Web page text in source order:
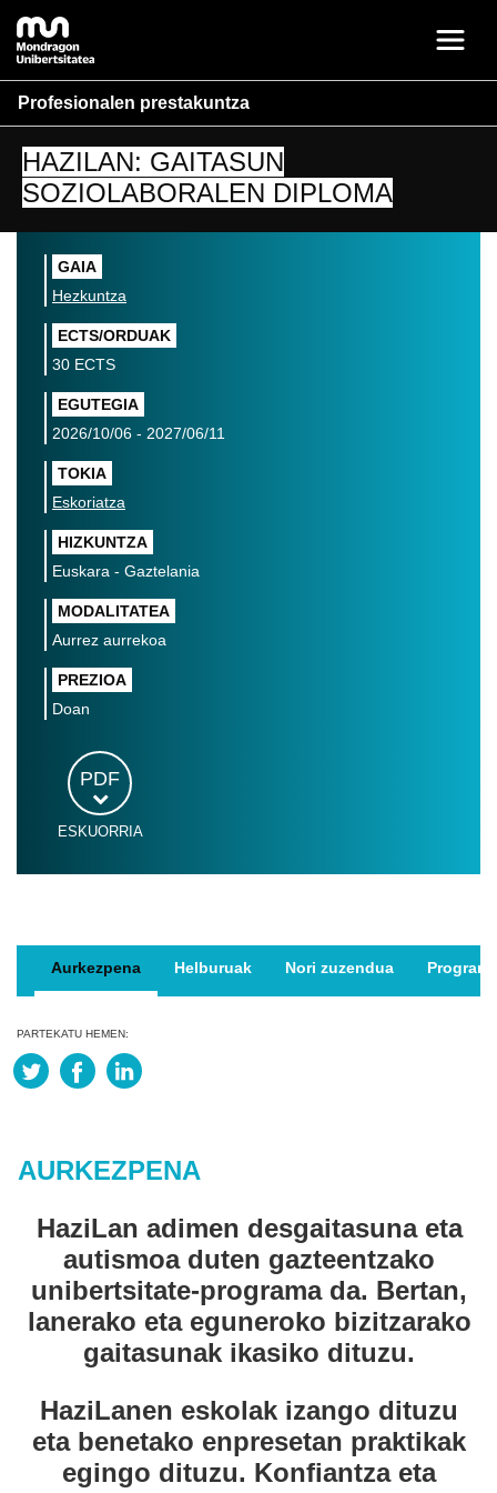
Profesionalen prestakuntza
HAZILAN: GAITASUN
SOZIOLABORALEN DIPLOMA
GAIA
Hezkuntza
ECTS/ORDUAK
30 ECTS
EGUTEGIA
2026/10/06 - 2027/06/11
TOKIA
Eskoriatza
HIZKUNTZA
Euskara - Gaztelania
MODALITATEA
Aurrez aurrekoa
PREZIOA
Doan
PDF
ESKUORRIA
Aurkezpena Helburuak Nori zuzendua
PARTEKATU HEMEN:
AURKEZPENA
HaziLan adimen desgaitasuna eta
autismoa duten gazteentzako
unibertsitate-programa da. Bertan,
lanerako eta eguneroko bizitzarako
gaitasunak ikasiko dituzu.
HaziLanen eskolak izango dituzu
eta benetako enpresetan praktikak
egingo dituzu. Konfiantza eta